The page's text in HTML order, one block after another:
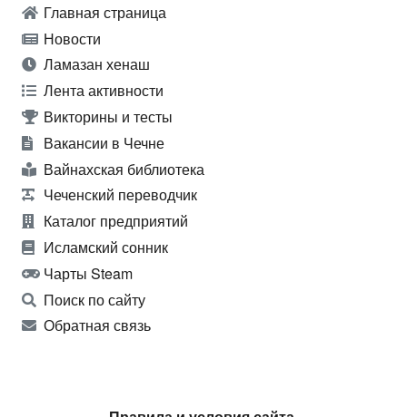
Главная страница
Новости
Ламазан хенаш
Лента активности
Викторины и тесты
Вакансии в Чечне
Вайнахская библиотека
Чеченский переводчик
Каталог предприятий
Исламский сонник
Чарты Steam
Поиск по сайту
Обратная связь